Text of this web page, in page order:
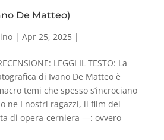
De Matteo)
| Apr 25, 2025|
LEGGI IL TESTO: La
di Ivano De Matteo è
temi che spesso s’incrociano
ne I nostri ragazzi, il film del
di opera-cerniera —: ovvero